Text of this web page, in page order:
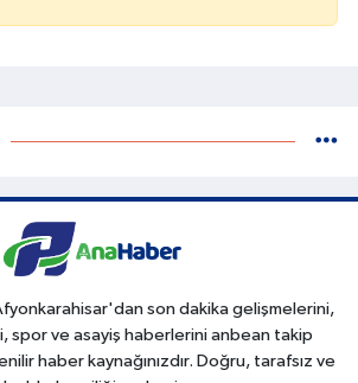
son dakika gelişmelerini,
spor ve asayiş haberlerini anbean takip
haber kaynağınızdır. Doğru, tarafsız ve